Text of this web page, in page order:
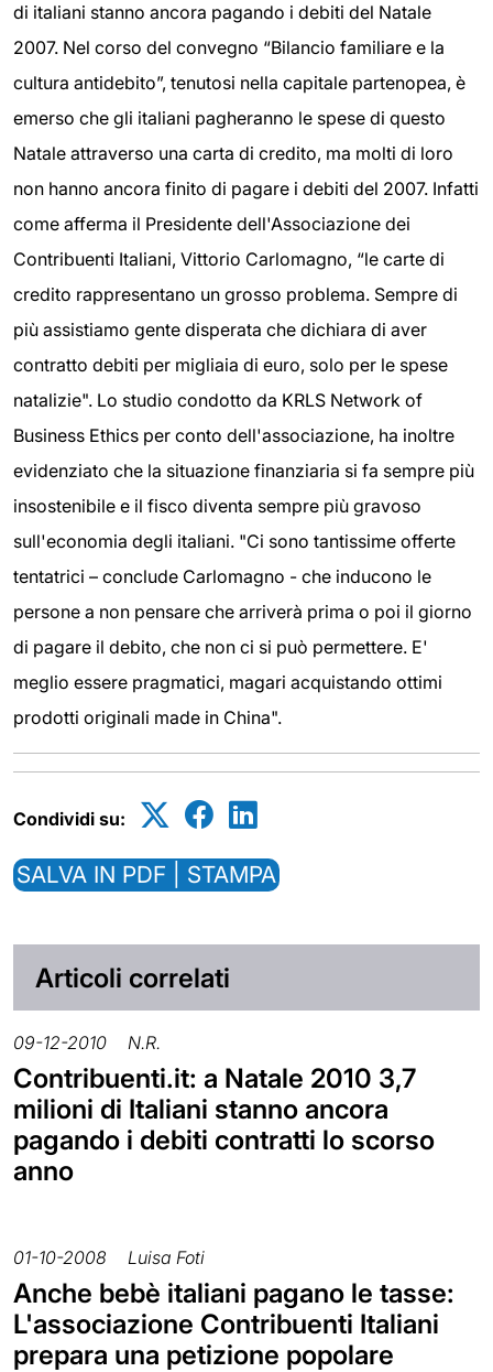
di italiani stanno ancora pagando i debiti del Natale
2007. Nel corso del convegno “Bilancio familiare e la
cultura antidebito”, tenutosi nella capitale partenopea, è
emerso che gli italiani pagheranno le spese di questo
Natale attraverso una carta di credito, ma molti di loro
non hanno ancora finito di pagare i debiti del 2007. Infatti
come afferma il Presidente dell'Associazione dei
Contribuenti Italiani, Vittorio Carlomagno, “le carte di
credito rappresentano un grosso problema. Sempre di
più assistiamo gente disperata che dichiara di aver
contratto debiti per migliaia di euro, solo per le spese
natalizie". Lo studio condotto da KRLS Network of
Business Ethics per conto dell'associazione, ha inoltre
evidenziato che la situazione finanziaria si fa sempre più
insostenibile e il fisco diventa sempre più gravoso
sull'economia degli italiani. "Ci sono tantissime offerte
tentatrici – conclude Carlomagno - che inducono le
persone a non pensare che arriverà prima o poi il giorno
di pagare il debito, che non ci si può permettere. E'
meglio essere pragmatici, magari acquistando ottimi
prodotti originali made in China".
Condividi su:
SALVA IN PDF | STAMPA
Articoli correlati
09-12-2010 N.R.
Contribuenti.it: a Natale 2010 3,7
milioni di Italiani stanno ancora
pagando i debiti contratti lo scorso
anno
01-10-2008 Luisa Foti
Anche bebè italiani pagano le tasse:
L'associazione Contribuenti Italiani
prepara una petizione popolare